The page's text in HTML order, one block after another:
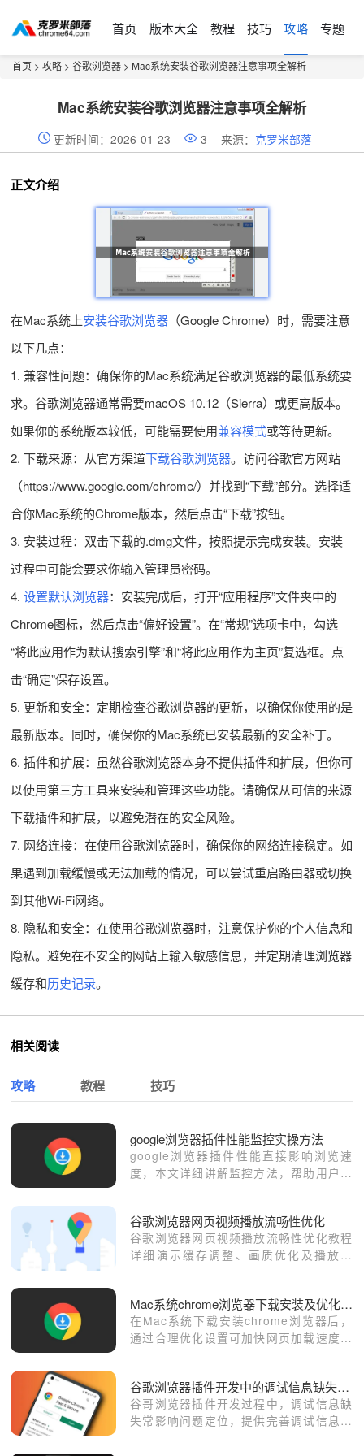
首页 版本大全 教程 技巧 攻略 专题
首页 > 攻略 > 谷歌浏览器 > Mac系统安装谷歌浏览器注意事项全解析
Mac系统安装谷歌浏览器注意事项全解析
更新时间：2026-01-23 3 来源： 克罗米部落
正文介绍
在Mac系统上安装谷歌浏览器（Google Chrome）时，需要注意
以下几点：
1. 兼容性问题：确保你的Mac系统满足谷歌浏览器的最低系统要
求。谷歌浏览器通常需要macOS 10.12（Sierra）或更高版本。
如果你的系统版本较低，可能需要使用兼容模式或等待更新。
2. 下载来源：从官方渠道下载谷歌浏览器。访问谷歌官方网站
（https://www.google.com/chrome/）并找到“下载”部分。选择适
合你Mac系统的Chrome版本，然后点击“下载”按钮。
3. 安装过程：双击下载的.dmg文件，按照提示完成安装。安装
过程中可能会要求你输入管理员密码。
4. 设置默认浏览器：安装完成后，打开“应用程序”文件夹中的
Chrome图标，然后点击“偏好设置”。在“常规”选项卡中，勾选
“将此应用作为默认搜索引擎”和“将此应用作为主页”复选框。点
击“确定”保存设置。
5. 更新和安全：定期检查谷歌浏览器的更新，以确保你使用的是
最新版本。同时，确保你的Mac系统已安装最新的安全补丁。
6. 插件和扩展：虽然谷歌浏览器本身不提供插件和扩展，但你可
以使用第三方工具来安装和管理这些功能。请确保从可信的来源
下载插件和扩展，以避免潜在的安全风险。
7. 网络连接：在使用谷歌浏览器时，确保你的网络连接稳定。如
果遇到加载缓慢或无法加载的情况，可以尝试重启路由器或切换
到其他Wi-Fi网络。
8. 隐私和安全：在使用谷歌浏览器时，注意保护你的个人信息和
隐私。避免在不安全的网站上输入敏感信息，并定期清理浏览器
缓存和历史记录。
相关阅读
攻略 教程 技巧
google浏览器插件性能监控实操方法
google浏览器插件性能直接影响浏览速
度，本文详细讲解监控方法，帮助用户及
谷歌浏览器网页视频播放流畅性优化
谷歌浏览器网页视频播放流畅性优化教程
详细演示缓存调整、画质优化及播放设
Mac系统chrome浏览器下载安装及优化技巧
在Mac系统下载安装chrome浏览器后，
通过合理优化设置可加快网页加载速度，
谷歌浏览器插件开发中的调试信息缺失问题解决
谷哥浏览器插件开发过程中，调试信息缺
失常影响问题定位，提供完善调试信息收